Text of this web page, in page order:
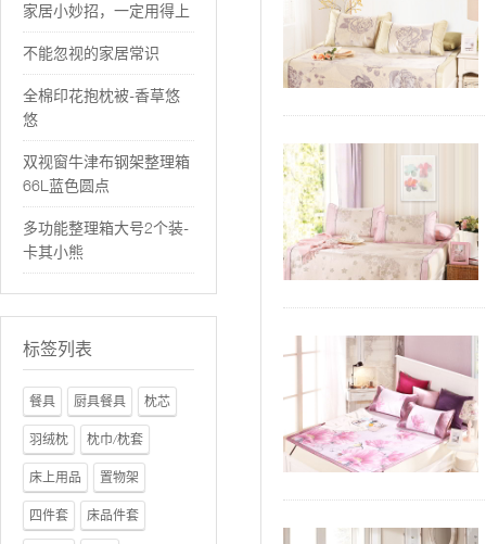
家居小妙招，一定用得上
不能忽视的家居常识
全棉印花抱枕被-香草悠
悠
双视窗牛津布钢架整理箱
66L蓝色圆点
多功能整理箱大号2个装-
卡其小熊
标签列表
餐具 厨具餐具 枕芯
羽绒枕 枕巾/枕套
床上用品 置物架
四件套 床品件套